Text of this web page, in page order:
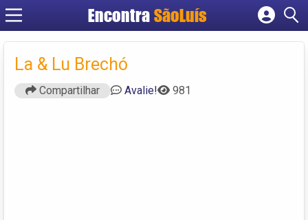
Encontra SãoLuís
Cadastrar empresa
La & Lu Brechó
Compartilhar Avalie! 981